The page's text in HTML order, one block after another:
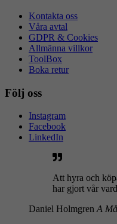
Kontakta oss
Våra avtal
GDPR & Cookies
Allmänna villkor
ToolBox
Boka retur
Följ oss
Instagram
Facebook
LinkedIn
Att hyra och
har gjort vår
Daniel Holmgren A